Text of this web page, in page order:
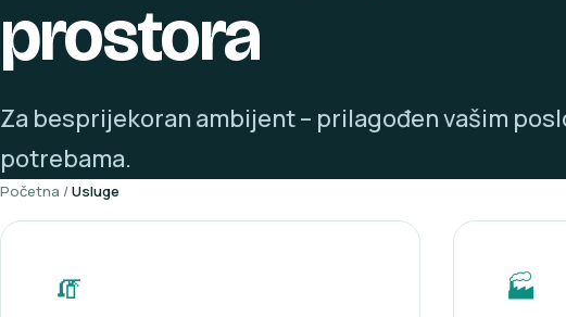
prostora
Za besprijekoran ambijent – prilagođen vašim
potrebama.
Početna /Usluge
🧯 🏭